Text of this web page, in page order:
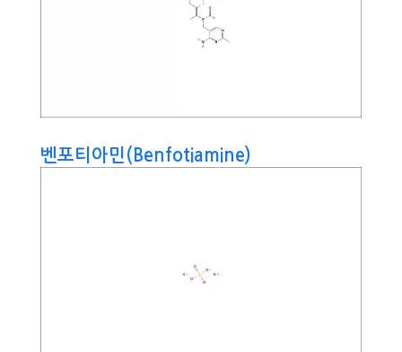
벤포티아민(Benfotiamine)